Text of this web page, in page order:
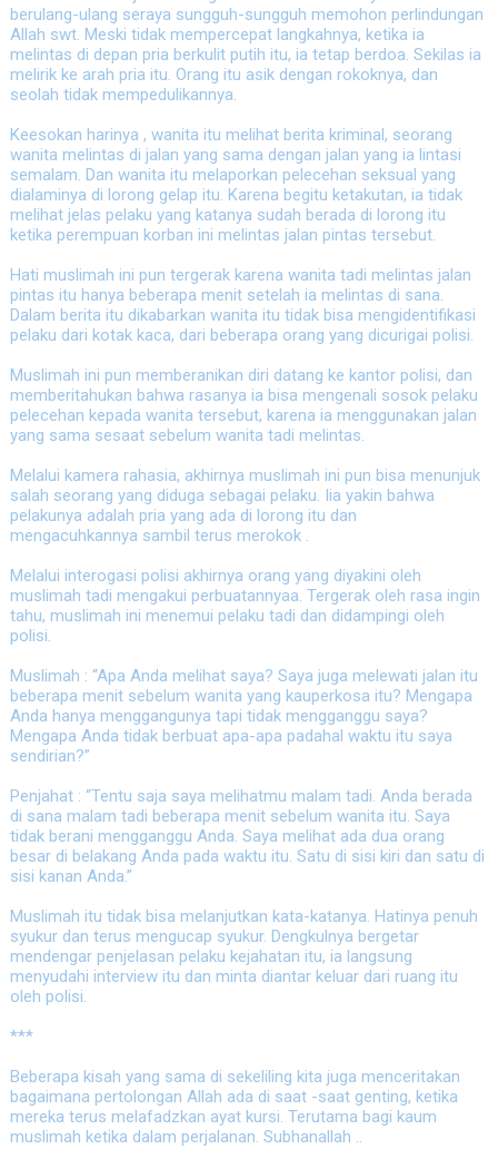
berulang-ulang seraya sungguh-sungguh memohon perlindungan
Allah swt. Meski tidak mempercepat langkahnya, ketika ia
melintas di depan pria berkulit putih itu, ia tetap berdoa. Sekilas ia
melirik ke arah pria itu. Orang itu asik dengan rokoknya, dan
seolah tidak mempedulikannya.
Keesokan harinya , wanita itu melihat berita kriminal, seorang
wanita melintas di jalan yang sama dengan jalan yang ia lintasi
semalam. Dan wanita itu melaporkan pelecehan seksual yang
dialaminya di lorong gelap itu. Karena begitu ketakutan, ia tidak
melihat jelas pelaku yang katanya sudah berada di lorong itu
ketika perempuan korban ini melintas jalan pintas tersebut.
Hati muslimah ini pun tergerak karena wanita tadi melintas jalan
pintas itu hanya beberapa menit setelah ia melintas di sana.
Dalam berita itu dikabarkan wanita itu tidak bisa mengidentifikasi
pelaku dari kotak kaca, dari beberapa orang yang dicurigai polisi.
Muslimah ini pun memberanikan diri datang ke kantor polisi, dan
memberitahukan bahwa rasanya ia bisa mengenali sosok pelaku
pelecehan kepada wanita tersebut, karena ia menggunakan jalan
yang sama sesaat sebelum wanita tadi melintas.
Melalui kamera rahasia, akhirnya muslimah ini pun bisa menunjuk
salah seorang yang diduga sebagai pelaku. Iia yakin bahwa
pelakunya adalah pria yang ada di lorong itu dan
mengacuhkannya sambil terus merokok .
Melalui interogasi polisi akhirnya orang yang diyakini oleh
muslimah tadi mengakui perbuatannyaa. Tergerak oleh rasa ingin
tahu, muslimah ini menemui pelaku tadi dan didampingi oleh
polisi.
Muslimah : “Apa Anda melihat saya? Saya juga melewati jalan itu
beberapa menit sebelum wanita yang kauperkosa itu? Mengapa
Anda hanya menggangunya tapi tidak mengganggu saya?
Mengapa Anda tidak berbuat apa-apa padahal waktu itu saya
sendirian?”
Penjahat : “Tentu saja saya melihatmu malam tadi. Anda berada
di sana malam tadi beberapa menit sebelum wanita itu. Saya
tidak berani mengganggu Anda. Saya melihat ada dua orang
besar di belakang Anda pada waktu itu. Satu di sisi kiri dan satu di
sisi kanan Anda.”
Muslimah itu tidak bisa melanjutkan kata-katanya. Hatinya penuh
syukur dan terus mengucap syukur. Dengkulnya bergetar
mendengar penjelasan pelaku kejahatan itu, ia langsung
menyudahi interview itu dan minta diantar keluar dari ruang itu
oleh polisi.
***
Beberapa kisah yang sama di sekeliling kita juga menceritakan
bagaimana pertolongan Allah ada di saat -saat genting, ketika
mereka terus melafadzkan ayat kursi. Terutama bagi kaum
muslimah ketika dalam perjalanan. Subhanallah ..